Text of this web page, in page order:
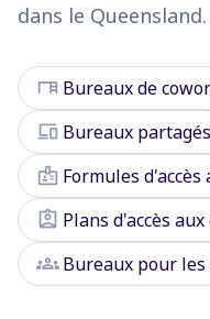
dans le Queensland.
desk Bureaux de
devices Bureaux partagés
badge Formules
assignment_ind Plans d'accès
groupsBureaux pour les